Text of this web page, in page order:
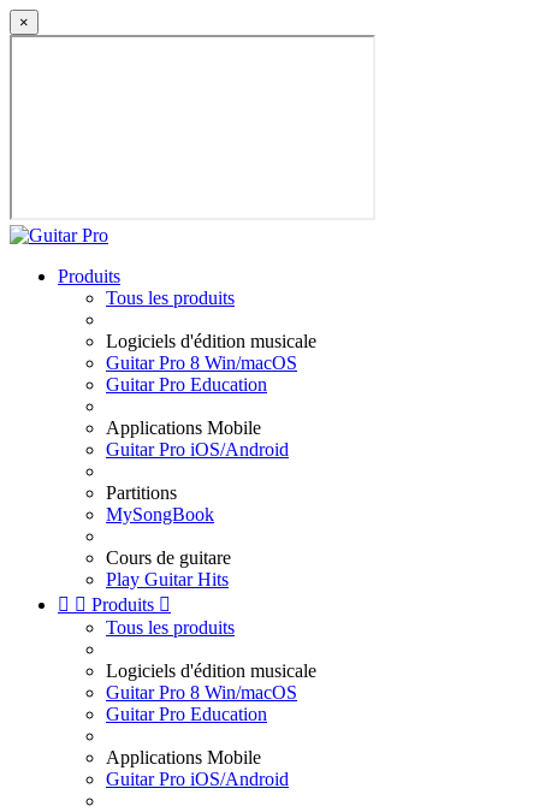
×
Produits
Tous les produits
Logiciels d'édition musicale
Guitar Pro 8 Win/macOS
Guitar Pro Education
Applications Mobile
Guitar Pro iOS/Android
Partitions
MySongBook
Cours de guitare
Play Guitar Hits
  Produits 
Tous les produits
Logiciels d'édition musicale
Guitar Pro 8 Win/macOS
Guitar Pro Education
Applications Mobile
Guitar Pro iOS/Android